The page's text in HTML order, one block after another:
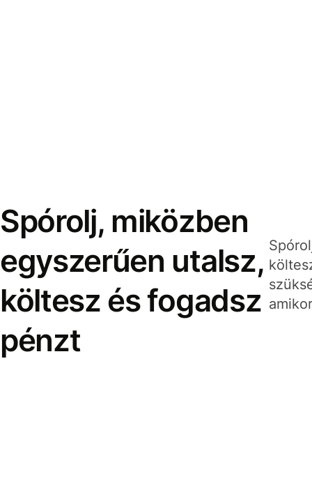
Spórolj, miközben
egyszerűen utalsz,
költesz és fogadsz
pénzt